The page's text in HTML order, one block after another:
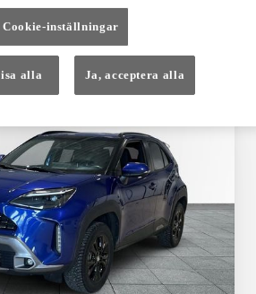
Kontakta återförsäljare
Cookie-inställningar
alla Ja, acceptera alla